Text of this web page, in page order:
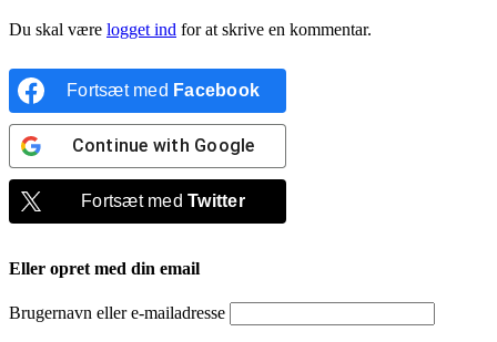
Du skal være logget ind for at skrive en kommentar.
Fortsæt med Facebook
Continue with Google
Fortsæt medTwitter
Eller opret med din email
Brugernavn eller e-mailadresse